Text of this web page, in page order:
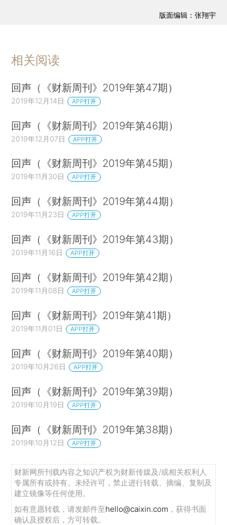
版面编辑：张翔宇
相关阅读
回声（《财新周刊》2019年第47期）
2019年12月14日 APP打开
回声（《财新周刊》2019年第46期）
2019年12月07日 APP打开
回声（《财新周刊》2019年第45期）
2019年11月30日 APP打开
回声（《财新周刊》2019年第44期）
2019年11月23日 APP打开
回声（《财新周刊》2019年第43期）
2019年11月16日 APP打开
回声（《财新周刊》2019年第42期）
2019年11月08日 APP打开
回声（《财新周刊》2019年第41期）
2019年11月01日 APP打开
回声（《财新周刊》2019年第40期）
2019年10月26日 APP打开
回声（《财新周刊》2019年第39期）
2019年10月19日 APP打开
回声（《财新周刊》2019年第38期）
2019年10月12日 APP打开
财新网所刊载内容之知识产权为财新传媒及/或相关权利人
专属所有或持有。未经许可，禁止进行转载、摘编、复制及
建立镜像等任何使用。
如有意愿转载，请发邮件至hello@caixin.com ，获得书面
确认及授权后，方可转载。